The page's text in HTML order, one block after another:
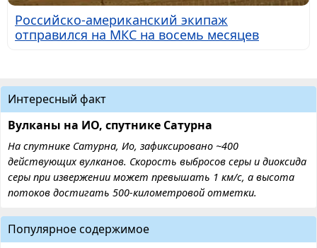
Российско-американский экипаж
отправился на МКС на восемь месяцев
Интересный факт
Вулканы на ИО, спутнике Сатурна
На спутнике Сатурна, Ио, зафиксировано ~400
действующих вулканов. Скорость выбросов серы и диоксида
серы при извержении может превышать 1 км/с, а высота
потоков достигать 500-километровой отметки.
Популярное содержимое